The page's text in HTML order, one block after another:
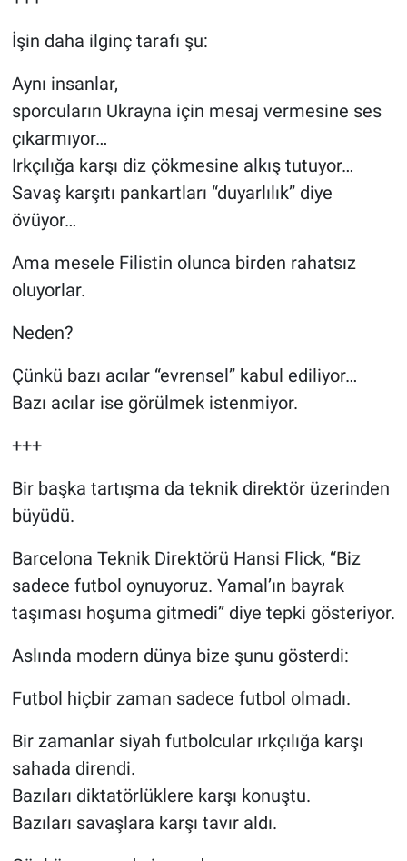
İşin daha ilginç tarafı şu:
Aynı insanlar,
sporcuların Ukrayna için mesaj vermesine ses
çıkarmıyor…
Irkçılığa karşı diz çökmesine alkış tutuyor…
Savaş karşıtı pankartları “duyarlılık” diye
övüyor…
Ama mesele Filistin olunca birden rahatsız
oluyorlar.
Neden?
Çünkü bazı acılar “evrensel” kabul ediliyor…
Bazı acılar ise görülmek istenmiyor.
+++
Bir başka tartışma da teknik direktör üzerinden
büyüdü.
Barcelona Teknik Direktörü Hansi Flick, “Biz
sadece futbol oynuyoruz. Yamal’ın bayrak
taşıması hoşuma gitmedi” diye tepki gösteriyor.
Aslında modern dünya bize şunu gösterdi:
Futbol hiçbir zaman sadece futbol olmadı.
Bir zamanlar siyah futbolcular ırkçılığa karşı
sahada direndi.
Bazıları diktatörlüklere karşı konuştu.
Bazıları savaşlara karşı tavır aldı.